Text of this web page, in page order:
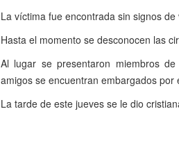
La víctima fue encontrada sin signos
Hasta el momento se desconocen las
Al lugar se presentaron miembros
amigos se encuentran embargados por
La tarde de este jueves se le dio